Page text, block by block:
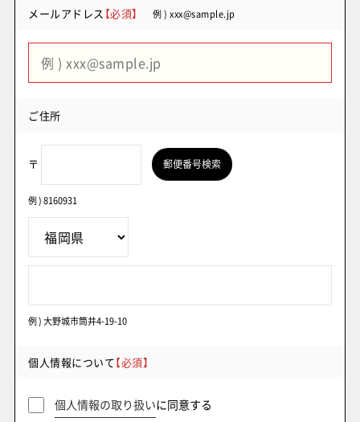
メールアドレス 【必須】 例 ) xxx@sample.jp
ご住所
〒 郵便番号検索
例 ) 8160931
例 ) 大野城市筒井4-19-10
個人情報について【必須】
個人情報の取り扱いに同意する